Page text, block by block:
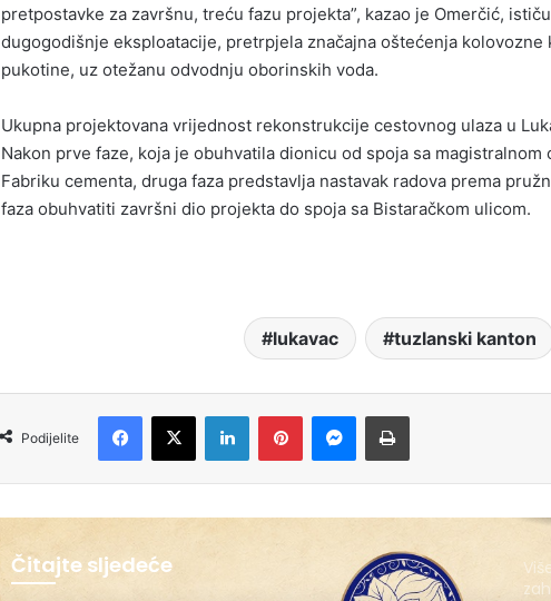
pretpostavke za završnu, treću fazu projekta”, kazao je Omerčić,
dugogodišnje eksploatacije, pretrpjela značajna oštećenja
pukotine, uz otežanu odvodnju oborinskih voda.
Ukupna projektovana vrijednost rekonstrukcije cestovnog ulaza u
Nakon prve faze, koja je obuhvatila dionicu od spoja sa
Fabriku cementa, druga faza predstavlja nastavak radova prema
faza obuhvatiti završni dio projekta do spoja sa Bistaračkom ulicom.
lukavac tuzlanski kanton
Podijelite
Čitajte sljedeće